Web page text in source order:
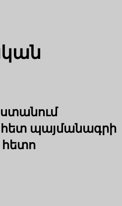
հետ պայմանագրի
հետո